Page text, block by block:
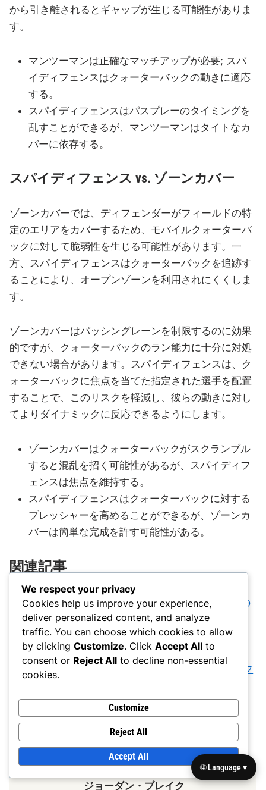
から引き離されるとギャップが生じる可能性がありま
す。
マンツーマンは正確なマッチアップが必要; スパ
イディフェンスはクォーターバックの動きに適応
する。
スパイディフェンスはパスプレーのタイミングを
乱すことができるが、マンツーマンはタイトなカ
バーに依存する。
スパイディフェンス vs. ゾーンカバー
ゾーンカバーでは、ディフェンダーがフィールドの特
定のエリアをカバーするため、モバイルクォーターバ
ックに対して脆弱性を生じる可能性があります。一
方、スパイディフェンスはクォーターバックを追跡す
ることにより、オープンゾーンを利用されにくくしま
す。
ゾーンカバーはパッシングレーンを制限するのに効果
的ですが、クォーターバックのラン能力に十分に対処
できない場合があります。スパイディフェンスは、ク
ォーターバックに焦点を当てた指定された選手を配置
することで、このリスクを軽減し、彼らの動きに対し
てよりダイナミックに反応できるようにします。
ゾーンカバーはクォーターバックがスクランブル
すると混乱を招く可能性があるが、スパイディフ
ェンスは焦点を維持する。
スパイディフェンスはクォーターバックに対する
プレッシャーを高めることができるが、ゾーンカ
バーは簡単な完成を許す可能性がある。
関連記事
対策戦略：欺瞞プレイ、防御反応、プレイヤーの
連携
4-2ディフェンス：多様性、プレイヤーの役割、
カバレッジオプション
Iフォーメーション：パワーランニング、プレイフ
ジョーダン・ブレイク
We respect your privacy
Cookies help us improve your experience,
deliver personalized content, and analyze
traffic. You can choose which cookies to allow
by clicking Customize. Click Accept All to
consent or Reject All to decline non-essential
cookies.
Customize
Reject All
Accept All
🌐 Language ▾